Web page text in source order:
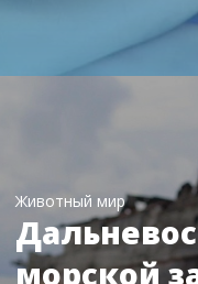
Животный мир
морской